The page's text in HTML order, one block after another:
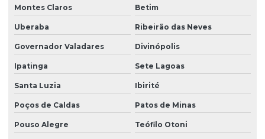
Motor motoredutor
Motor com redutor
Motor redutor
Motor com redutor de velocidade
Motor com redutor de velocidade acoplado
Motor trifásico 0.5 CV
Motor trifásico 1/2 cv
Montes Claros Betim
Uberaba Ribeirão das Neves
Governador Valadares Divinópolis
Ipatinga Sete Lagoas
Santa Luzia Ibirité
Poços de Caldas Patos de Minas
Pouso Alegre Teófilo Otoni